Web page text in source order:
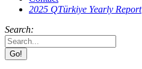
2025 QTürkiye Yearly Report
Search: